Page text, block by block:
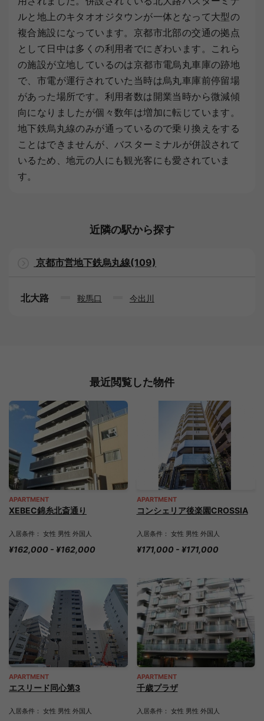
ルと地上のキタオオジタウンが一体となって大型の
複合施設になっています。京都市北部の交通の拠点
として日中は多くの利用者でにぎわいます。これら
の施設が立地しているのは京都市電烏丸車庫の跡地
で、市電が運行されていた当時は烏丸車庫前停留場
があった場所です。利用者数は開業当時から微減傾
向になりましたが個々数年は増加に転じています。
地下鉄烏丸線のみが通っているので乗り換えをする
ことはできませんが、バスターミナルが併設されて
いるため、地元の人にも観光客にも愛されていま
す。
近隣の駅から探す
京都市営地下鉄烏丸線(109)
北大路 鞍馬口 今出川
最近閲覧した物件
APARTMENT
XEBEC錦糸北斎通り
入居条件： 女性 男性 外国人
¥162,000 - ¥162,000
APARTMENT
コンシェリア後楽園CROSSIA
入居条件： 女性 男性 外国人
¥171,000 - ¥171,000
APARTMENT
エスリード同心第3
入居条件： 女性 男性 外国人
APARTMENT
千歳プラザ
入居条件： 女性 男性 外国人